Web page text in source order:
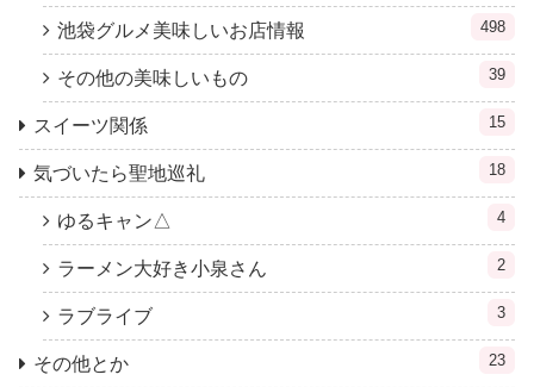
池袋グルメ美味しいお店情報 498
その他の美味しいもの 39
スイーツ関係 15
気づいたら聖地巡礼 18
ゆるキャン△ 4
ラーメン大好き小泉さん 2
ラブライブ 3
その他とか 23